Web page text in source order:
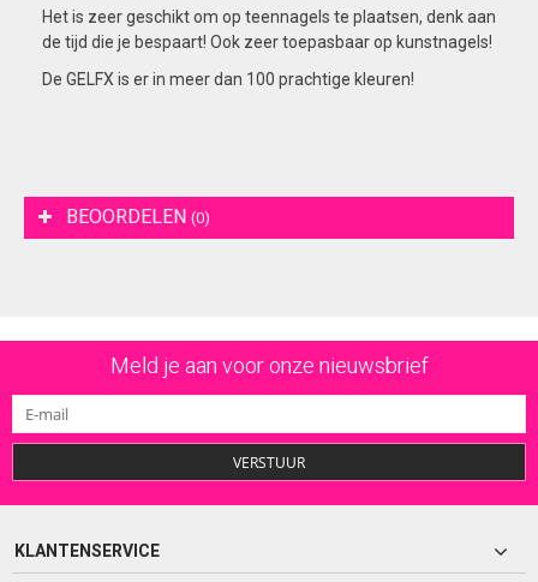
Het is zeer geschikt om op teennagels te plaatsen, denk aan
de tijd die je bespaart! Ook zeer toepasbaar op kunstnagels!
De GELFX is er in meer dan 100 prachtige kleuren!
BEOORDELEN (0)
Meld je aan voor onze nieuwsbrief
VERSTUUR
KLANTENSERVICE